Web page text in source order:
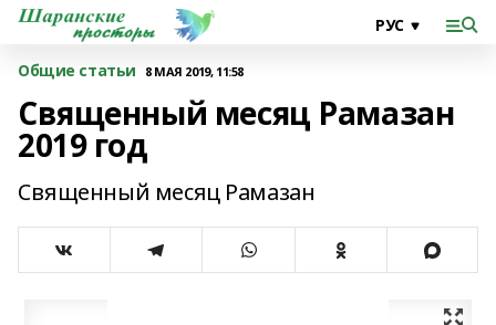
Общие статьи 8 МАЯ 2019, 11:58
Священный месяц Рамазан
2019 год
Священный месяц Рамазан